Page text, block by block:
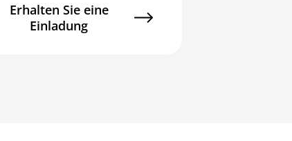
Erhalten Sie eine
Einladung